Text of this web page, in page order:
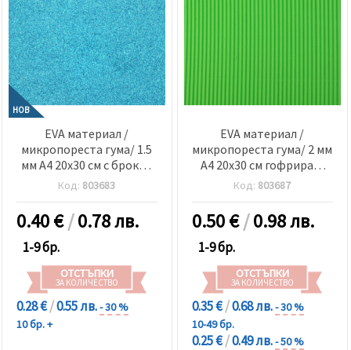
НОВ
EVA материал /
микропореста гума/ 1.5
мм А4 20x30 см с брокат
светло син
Код: 803683
0.40€/0.78 лв.
1-9 бр.
ОТСТЪПКИ
ЗА КОЛИЧЕСТВО
0.28 €/0.55 лв.- 30 %
10 бр. +
EVA материал /
микропореста гума/ 2 мм
А4 20x30 см гофриран,
светло зелен
Код: 803687
0.50€/0.98 лв.
1-9 бр.
ОТСТЪПКИ
ЗА КОЛИЧЕСТВО
0.35 €/0.68 лв.- 30 %
10-49 бр.
0.25 €/0.49 лв.- 50 %